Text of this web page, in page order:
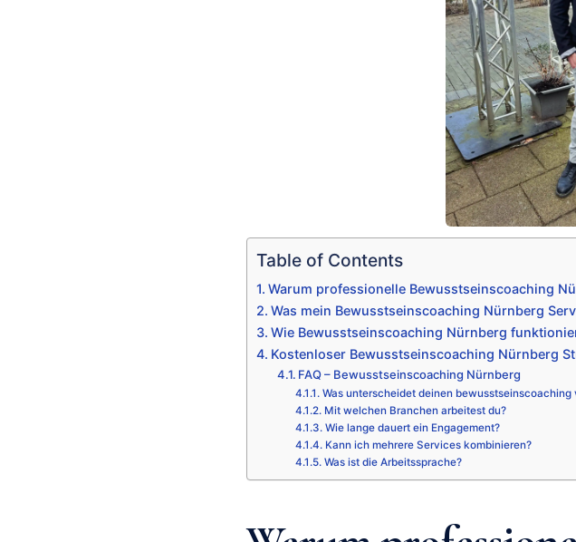
Table of Contents
Warum professionelle Bewusstseinscoaching
Was mein Bewusstseinscoaching Nürnberg
Wie Bewusstseinscoaching Nürnberg
Kostenloser Bewusstseinscoaching Nürnberg
FAQ – Bewusstseinscoaching Nürnberg
Was unterscheidet deinen bewusstseinscoaching
Mit welchen Branchen arbeitest du?
Wie lange dauert ein Engagement?
Kann ich mehrere Services kombinieren?
Was ist die Arbeitssprache?